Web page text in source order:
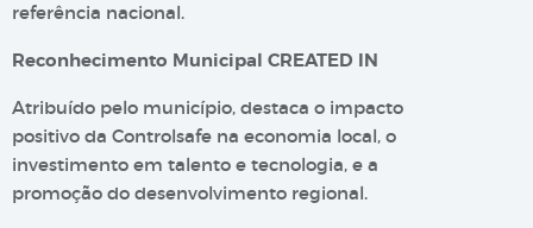
referência nacional.
Reconhecimento Municipal CREATED IN
Atribuído pelo município, destaca o impacto
positivo da Controlsafe na economia local, o
investimento em talento e tecnologia, e a
promoção do desenvolvimento regional.